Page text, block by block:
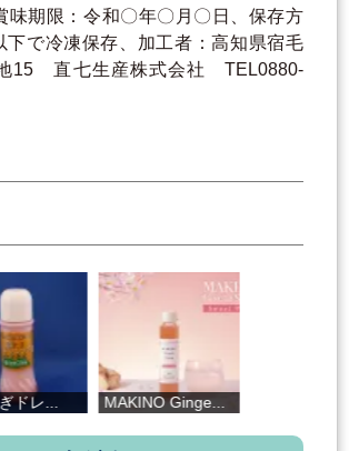
味期限：令和〇年〇月〇日、保存方
で冷凍保存、加工者：高知県宿毛
15 直七生産株式会社 TEL0880-
MAKINO Ginge... 高知そだちの...